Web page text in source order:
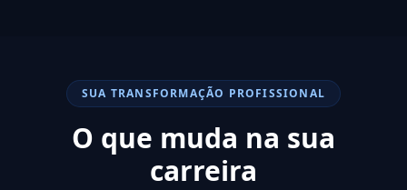
SUA TRANSFORMAÇÃO PROFISSIONAL
O que muda na sua
carreira